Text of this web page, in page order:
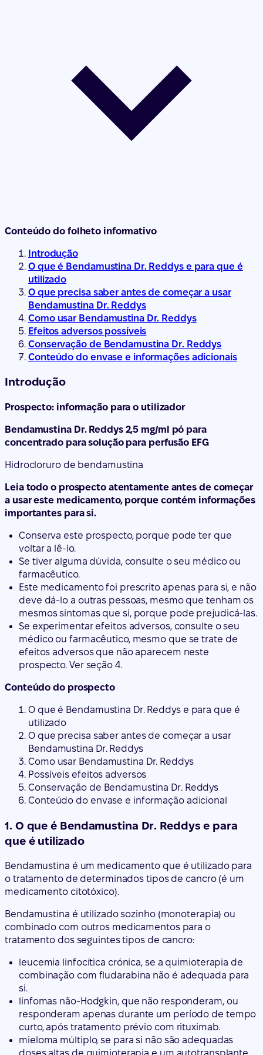
Conteúdo do folheto informativo
Introdução
O que é Bendamustina Dr. Reddys e para que é
utilizado
O que precisa saber antes de começar a usar
Bendamustina Dr. Reddys
Como usar Bendamustina Dr. Reddys
Efeitos adversos possíveis
Conservação de Bendamustina Dr. Reddys
Conteúdo do envase e informações adicionais
Introdução
Prospecto: informação para o utilizador
Bendamustina Dr. Reddys 2,5 mg/ml pó para
concentrado para solução para perfusão EFG
Hidrocloruro de bendamustina
Leia todo o prospecto atentamente antes de começar
a usar este medicamento, porque contém informações
importantes para si.
Conserva este prospecto, porque pode ter que
voltar a lê-lo.
Se tiver alguma dúvida, consulte o seu médico ou
farmacêutico.
Este medicamento foi prescrito apenas para si, e não
deve dá-lo a outras pessoas, mesmo que tenham os
mesmos sintomas que si, porque pode prejudicá-las.
Se experimentar efeitos adversos, consulte o seu
médico ou farmacêutico, mesmo que se trate de
efeitos adversos que não aparecem neste
prospecto. Ver seção 4.
Conteúdo do prospecto
O que é Bendamustina Dr. Reddys e para que é
utilizado
O que precisa saber antes de começar a usar
Bendamustina Dr. Reddys
Como usar Bendamustina Dr. Reddys
Possíveis efeitos adversos
Conservação de Bendamustina Dr. Reddys
Conteúdo do envase e informação adicional
1. O que é Bendamustina Dr. Reddys e para
que é utilizado
Bendamustina é um medicamento que é utilizado para
o tratamento de determinados tipos de cancro (é um
medicamento citotóxico).
Bendamustina é utilizado sozinho (monoterapia) ou
combinado com outros medicamentos para o
tratamento dos seguintes tipos de cancro:
leucemia linfocítica crónica, se a quimioterapia de
combinação com fludarabina não é adequada para
si.
linfomas não-Hodgkin, que não responderam, ou
responderam apenas durante um período de tempo
curto, após tratamento prévio com rituximab.
mieloma múltiplo, se para si não são adequadas